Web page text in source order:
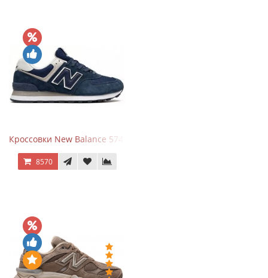
Кроссовки New Balance 574 Navy Blue White
8570